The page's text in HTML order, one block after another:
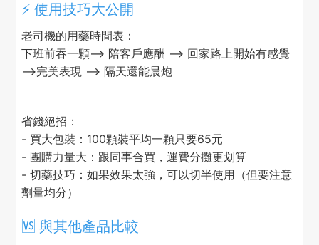
⚡ 使用技巧大公開
老司機的用藥時間表：
下班前吞一顆--> 陪客戶應酬 --> 回家路上開始有感覺
-->完美表現 --> 隔天還能晨炮
省錢絕招：
- 買大包裝：100顆裝平均一顆只要65元
- 團購力量大：跟同事合買，運費分攤更划算
- 切藥技巧：如果效果太強，可以切半使用（但要注意
劑量均分）
🆚 與其他產品比較